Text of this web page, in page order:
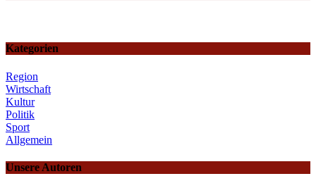
Kategorien
Region
Wirtschaft
Kultur
Politik
Sport
Allgemein
Unsere Autoren